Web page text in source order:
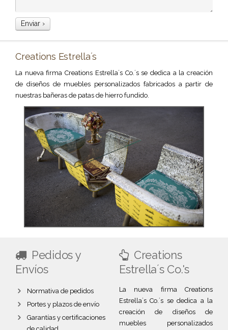
Creations Estrella´s
La nueva firma Creations Estrella´s Co.´s se dedica a la creación
de diseños de muebles personalizados fabricados a partir de
nuestras bañeras de patas de hierro fundido.
Pedidos y
Envíos
Normativa de pedidos
Portes y plazos de envío
Garantías y certificaciones
Creations
Estrella´s Co.'s
La nueva firma Creations
Estrella´s Co.´s se dedica a la
creación de diseños de
muebles personalizados